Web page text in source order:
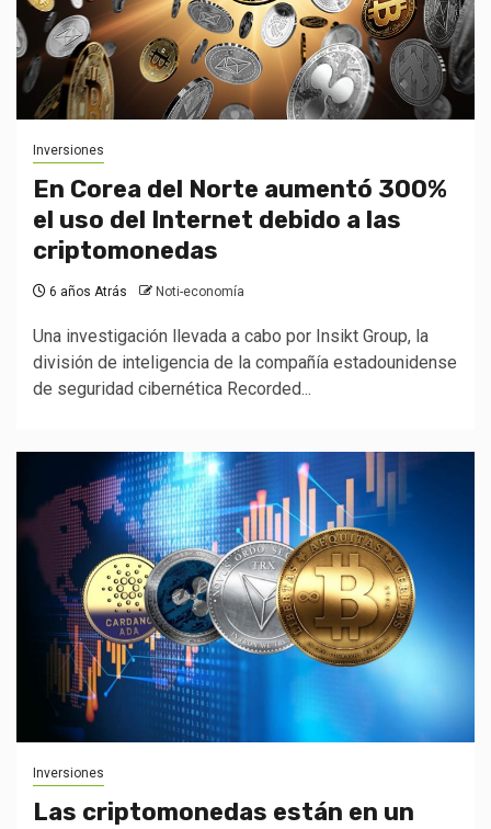
Inversiones
En Corea del Norte aumentó 300%
el uso del Internet debido a las
criptomonedas
6 años Atrás Noti-economía
Una investigación llevada a cabo por Insikt Group, la
división de inteligencia de la compañía estadounidense
de seguridad cibernética Recorded...
Inversiones
Las criptomonedas están en un